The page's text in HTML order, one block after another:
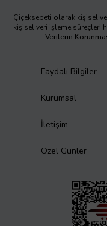
Çiçeksepeti olarak kişisel
kişisel veri işleme süreçleri
Verilerin
Faydalı Bilgiler
Kurumsal
İletişim
Özel Günler